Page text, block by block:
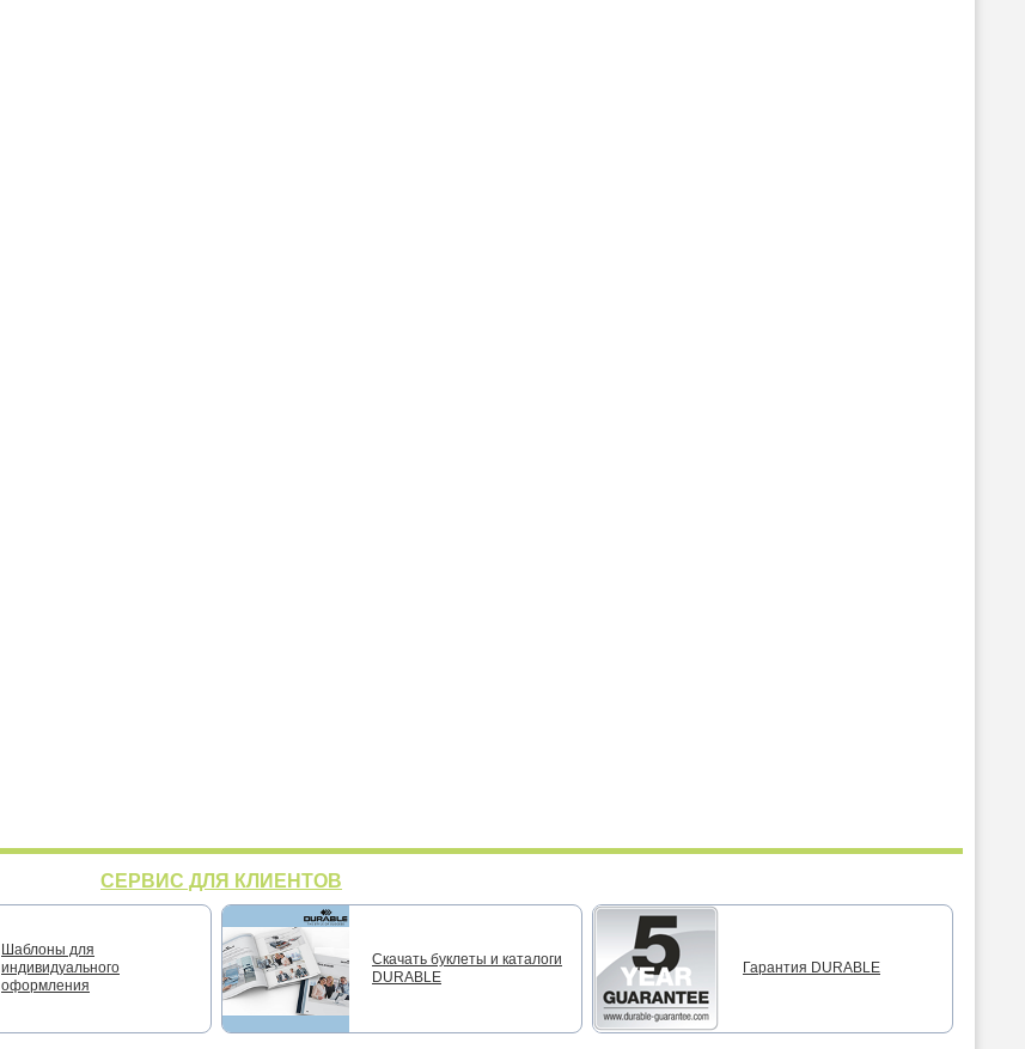
СЕРВИС ДЛЯ КЛИЕНТОВ
Шаблоны для
индивидуального
оформления
Скачать буклеты и каталоги
DURABLE
Гарантия DURABLE